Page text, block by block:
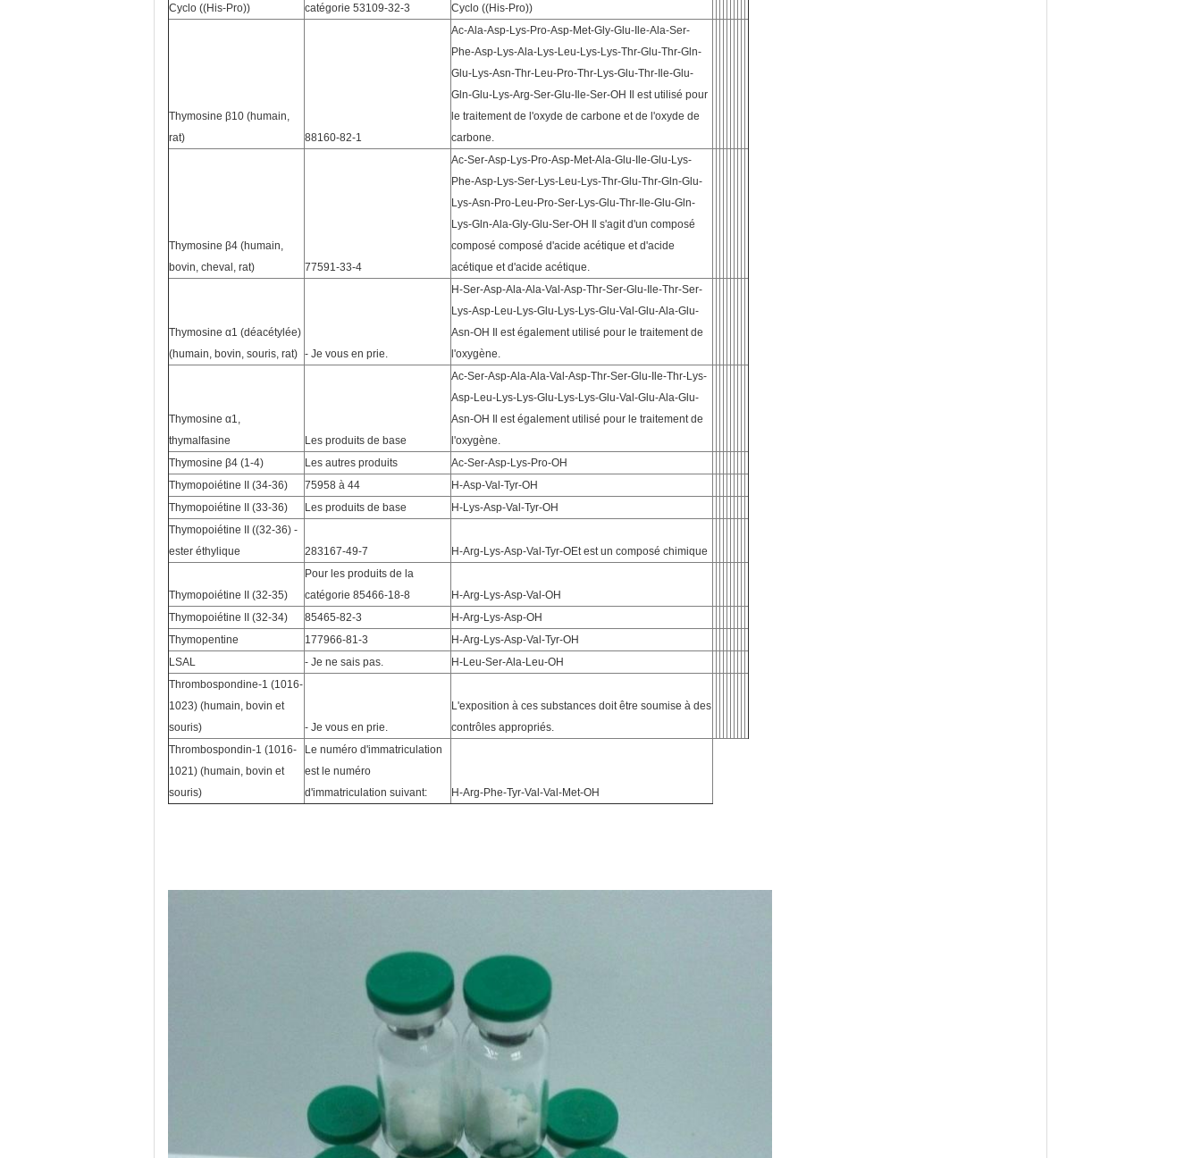
Cyclo ((His-Pro))
catégorie 53109-32-3
Cyclo ((His-Pro))
Thymosine β10 (humain,
rat)
88160-82-1
Ac-Ala-Asp-Lys-Pro-Asp-Met-Gly-Glu-Ile-Ala-Ser-
Phe-Asp-Lys-Ala-Lys-Leu-Lys-Lys-Thr-Glu-Thr-Gln-
Glu-Lys-Asn-Thr-Leu-Pro-Thr-Lys-Glu-Thr-Ile-Glu-
Gln-Glu-Lys-Arg-Ser-Glu-Ile-Ser-OH Il est utilisé pour
le traitement de l'oxyde de carbone et de l'oxyde de
carbone.
Thymosine β4 (humain,
bovin, cheval, rat)
77591-33-4
Ac-Ser-Asp-Lys-Pro-Asp-Met-Ala-Glu-Ile-Glu-Lys-
Phe-Asp-Lys-Ser-Lys-Leu-Lys-Thr-Glu-Thr-Gln-Glu-
Lys-Asn-Pro-Leu-Pro-Ser-Lys-Glu-Thr-Ile-Glu-Gln-
Lys-Gln-Ala-Gly-Glu-Ser-OH Il s'agit d'un composé
composé composé d'acide acétique et d'acide
acétique et d'acide acétique.
Thymosine α1 (déacétylée)
(humain, bovin, souris, rat) - Je vous en prie.
H-Ser-Asp-Ala-Ala-Val-Asp-Thr-Ser-Glu-Ile-Thr-Ser-
Lys-Asp-Leu-Lys-Glu-Lys-Lys-Glu-Val-Glu-Ala-Glu-
Asn-OH Il est également utilisé pour le traitement de
l'oxygène.
Thymosine α1,
thymalfasine
Les produits de base
Ac-Ser-Asp-Ala-Ala-Val-Asp-Thr-Ser-Glu-Ile-Thr-Lys-
Asp-Leu-Lys-Lys-Glu-Lys-Lys-Glu-Val-Glu-Ala-Glu-
Asn-OH Il est également utilisé pour le traitement de
l'oxygène.
Thymosine β4 (1-4)
Les autres produits
Ac-Ser-Asp-Lys-Pro-OH
Thymopoiétine II (34-36)
75958 à 44
H-Asp-Val-Tyr-OH
Thymopoiétine II (33-36)
Les produits de base
H-Lys-Asp-Val-Tyr-OH
Thymopoiétine II ((32-36) -
ester éthylique
283167-49-7 H-Arg-Lys-Asp-Val-Tyr-OEt est un composé chimique
Thymopoiétine II (32-35)
Pour les produits de la
catégorie 85466-18-8
H-Arg-Lys-Asp-Val-OH
Thymopoiétine II (32-34)
85465-82-3
H-Arg-Lys-Asp-OH
Thymopentine
177966-81-3
H-Arg-Lys-Asp-Val-Tyr-OH
LSAL
- Je ne sais pas.
H-Leu-Ser-Ala-Leu-OH
Thrombospondine-1 (1016-
1023) (humain, bovin et
souris)
- Je vous en prie.
L'exposition à ces substances doit être soumise à des
contrôles appropriés.
Thrombospondin-1 (1016-
1021) (humain, bovin et
souris)
Le numéro d'immatriculation
est le numéro
d'immatriculation suivant:
H-Arg-Phe-Tyr-Val-Val-Met-OH